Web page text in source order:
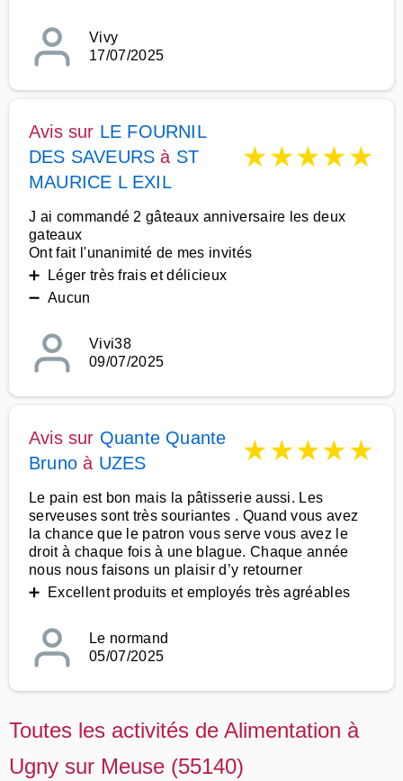
Vivy
17/07/2025
Avis sur LE FOURNIL
DES SAVEURS à ST
MAURICE L EXIL
★★★★★
J ai commandé 2 gâteaux anniversaire les deux
gateaux
Ont fait l'unanimité de mes invités
➕ Léger très frais et délicieux
➖ Aucun
Vivi38
09/07/2025
Avis sur Quante Quante
Bruno à UZES ★★★★★
Le pain est bon mais la pâtisserie aussi. Les
serveuses sont très souriantes . Quand vous avez
la chance que le patron vous serve vous avez le
droit à chaque fois à une blague. Chaque année
nous nous faisons un plaisir d’y retourner
➕ Excellent produits et employés très agréables
Le normand
05/07/2025
Toutes les activités de Alimentation à
Ugny sur Meuse (55140)